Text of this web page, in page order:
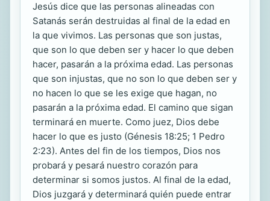
Jesús dice que las personas alineadas con
Satanás serán destruidas al final de la edad en
la que vivimos. Las personas que son justas,
que son lo que deben ser y hacer lo que deben
hacer, pasarán a la próxima edad. Las personas
que son injustas, que no son lo que deben ser y
no hacen lo que se les exige que hagan, no
pasarán a la próxima edad. El camino que sigan
terminará en muerte. Como juez, Dios debe
hacer lo que es justo (Génesis 18:25; 1 Pedro
2:23). Antes del fin de los tiempos, Dios nos
probará y pesará nuestro corazón para
determinar si somos justos. Al final de la edad,
Dios juzgará y determinará quién puede entrar